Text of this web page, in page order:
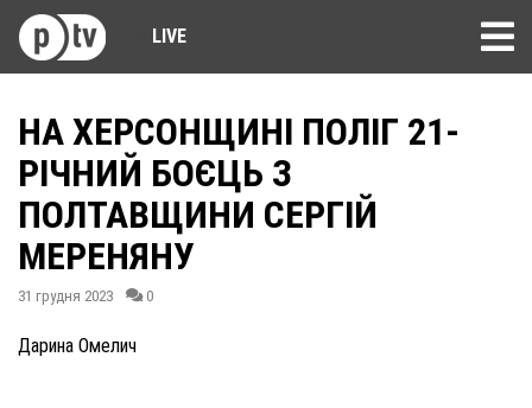
LIVE
НА ХЕРСОНЩИНІ ПОЛІГ 21-
РІЧНИЙ БОЄЦЬ З
ПОЛТАВЩИНИ СЕРГІЙ
МЕРЕНЯНУ
31 грудня 2023 0
Дарина Омелич